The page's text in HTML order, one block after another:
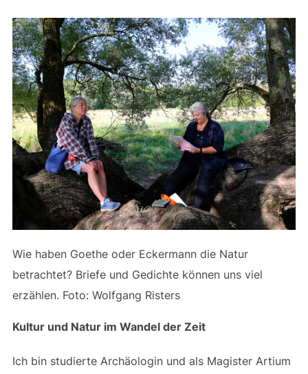
Wie haben Goethe oder Eckermann die Natur
betrachtet? Briefe und Gedichte können uns viel
erzählen. Foto: Wolfgang Risters
Kultur und Natur im Wandel der Zeit
Ich bin studierte Archäologin und als Magister Artium